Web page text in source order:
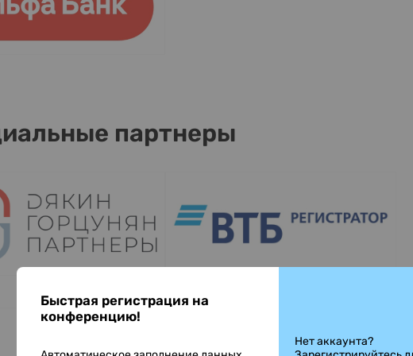
партнеры
Быстрая регистрация на
конференцию!
Нет аккаунта?